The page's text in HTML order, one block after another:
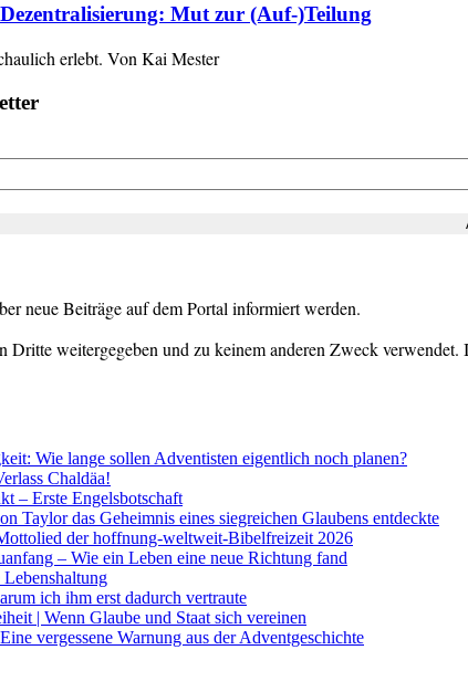
Mut zur (Auf-)Teilung
erlebt. Von Kai Mester
neue Beiträge auf dem Portal informiert werden.
weitergegeben und zu keinem anderen Zweck
Wie lange sollen Adventisten eigentlich noch planen?
Chaldäa!
– Erste Engelsbotschaft
Taylor das Geheimnis eines siegreichen Glaubens entdeckte
der hoffnung-weltweit-Bibelfreizeit 2026
– Wie ein Leben eine neue Richtung fand
ich ihm erst dadurch vertraute
| Wenn Glaube und Staat sich vereinen
vergessene Warnung aus der Adventgeschichte